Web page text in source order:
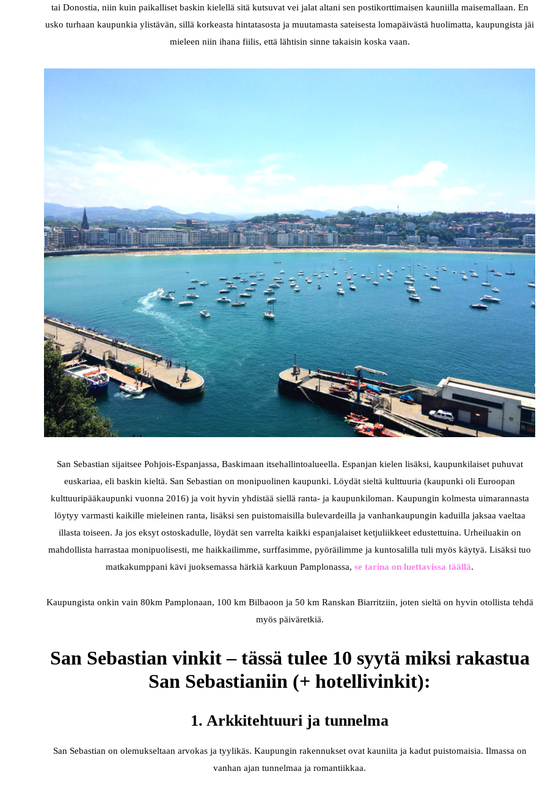
tai Donostia, niin kuin paikalliset baskin kielellä sitä kutsuvat vei jalat altani sen postikorttimaisen kauniilla maisemallaan. En
usko turhaan kaupunkia ylistävän, sillä korkeasta hintatasosta ja muutamasta sateisesta lomapäivästä huolimatta, kaupungista jäi
mieleen niin ihana fiilis, että lähtisin sinne takaisin koska vaan.
San Sebastian sijaitsee Pohjois-Espanjassa, Baskimaan itsehallintoalueella. Espanjan kielen lisäksi, kaupunkilaiset puhuvat
euskariaa, eli baskin kieltä. San Sebastian on monipuolinen kaupunki. Löydät sieltä kulttuuria (kaupunki oli Euroopan
kulttuuripääkaupunki vuonna 2016) ja voit hyvin yhdistää siellä ranta- ja kaupunkiloman. Kaupungin kolmesta uimarannasta
löytyy varmasti kaikille mieleinen ranta, lisäksi sen puistomaisilla bulevardeilla ja vanhankaupungin kaduilla jaksaa vaeltaa
illasta toiseen. Ja jos eksyt ostoskadulle, löydät sen varrelta kaikki espanjalaiset ketjuliikkeet edustettuina. Urheiluakin on
mahdollista harrastaa monipuolisesti, me haikkailimme, surffasimme, pyöräilimme ja kuntosalilla tuli myös käytyä. Lisäksi tuo
matkakumppani kävi juoksemassa härkiä karkuun Pamplonassa, se tarina on luettavissa täällä.
Kaupungista onkin vain 80km Pamplonaan, 100 km Bilbaoon ja 50 km Ranskan Biarritziin, joten sieltä on hyvin otollista tehdä
myös päiväretkiä.
San Sebastian vinkit – tässä tulee 10 syytä miksi rakastua
San Sebastianiin (+ hotellivinkit):
1. Arkkitehtuuri ja tunnelma
San Sebastian on olemukseltaan arvokas ja tyylikäs. Kaupungin rakennukset ovat kauniita ja kadut puistomaisia. Ilmassa on
vanhan ajan tunnelmaa ja romantiikkaa.